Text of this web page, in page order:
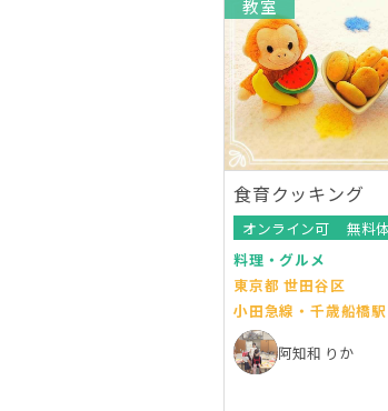
教室
食育クッキング
オンライン可
無料
料理・グルメ
東京都 世田谷区
小田急線・千歳船橋駅
阿知和 りか